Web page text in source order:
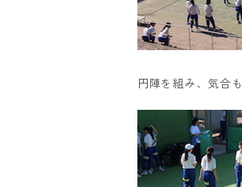
円陣を組み、気合